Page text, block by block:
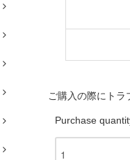
ご購入の際にト
Purchase